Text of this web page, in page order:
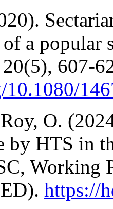
a popular
607-
O.
by HTS in
Working
https://